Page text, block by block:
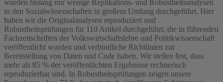
wurden bislang nur wenige Replikations- und Robustheitsanalysen
in den Sozialwissenschaften in großem Umfang durchgeführt. Hier
haben wir die Originalanalysen reproduziert und
Robustheitsprüfungen für 110 Artikel durchgeführt, die in führenden
Fachzeitschriften der Volkswirtschaftslehre und Politikwissenschaft
veröffentlicht wurden und verbindliche Richtlinien zur
Bereitstellung von Daten und Code haben. Wir stellen fest, dass
mehr als 85 % der veröffentlichten Ergebnisse rechnerisch
reproduzierbar sind. In Robustheitsprüfungen zeigen unsere